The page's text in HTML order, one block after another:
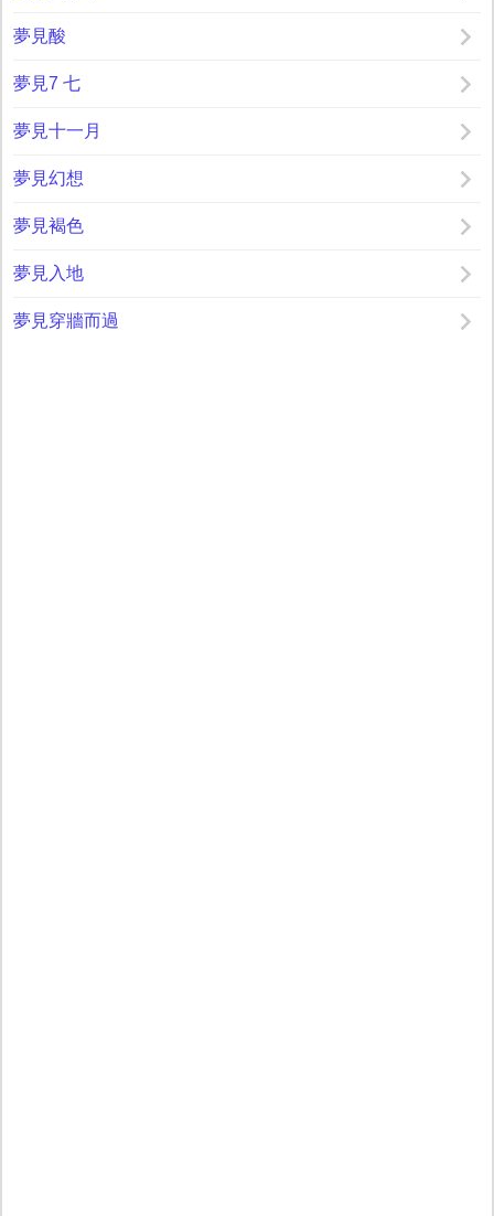
夢見酸
夢見7 七
夢見十一月
夢見幻想
夢見褐色
夢見入地
夢見穿牆而過